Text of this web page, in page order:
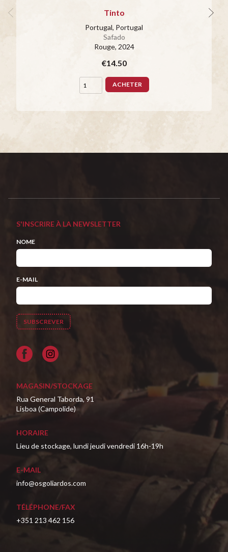
Tinto
Portugal, Portugal
Safado
Rouge, 2024
€14.50
ACHETER
S'INSCRIRE À LA NEWSLETTER
NOME
E-MAIL
Facebook
MAGASIN/STOCKAGE
Rua General Taborda, 91
Lisboa (Campolide)
HORAIRE
Lieu de stockage, lundi jeudi vendredi 16h-19h
E-MAIL
info@osgoliardos.com
TÉLÉPHONE/FAX
+351 213 462 156